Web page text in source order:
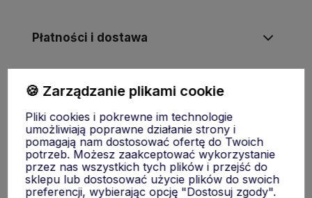
Płatności i dostawa
Informacje
O nas
🍪 Zarządzanie plikami cookie
Pliki cookies i pokrewne im technologie
umożliwiają poprawne działanie strony i
pomagają nam dostosować ofertę do Twoich
potrzeb. Możesz zaakceptować wykorzystanie
przez nas wszystkich tych plików i przejść do
sklepu lub dostosować użycie plików do swoich
preferencji, wybierając opcję "Dostosuj zgody".